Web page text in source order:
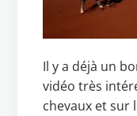
Il y a déjà un
vidéo très
chevaux et sur